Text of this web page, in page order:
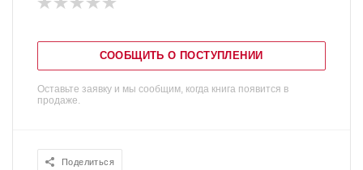
СООБЩИТЬ О ПОСТУПЛЕНИИ
Оставьте заявку и мы сообщим, когда книга появится в
продаже.
Поделиться